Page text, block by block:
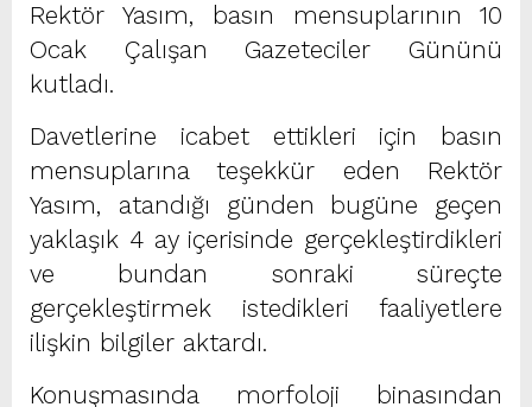
Rektör Yasım, basın mensuplarının 10
Ocak Çalışan Gazeteciler Gününü
kutladı.
Davetlerine icabet ettikleri için basın
mensuplarına teşekkür eden Rektör
Yasım, atandığı günden bugüne geçen
yaklaşık 4 ay içerisinde gerçekleştirdikleri
ve bundan sonraki süreçte
gerçekleştirmek istedikleri faaliyetlere
ilişkin bilgiler aktardı.
Konuşmasında morfoloji binasından